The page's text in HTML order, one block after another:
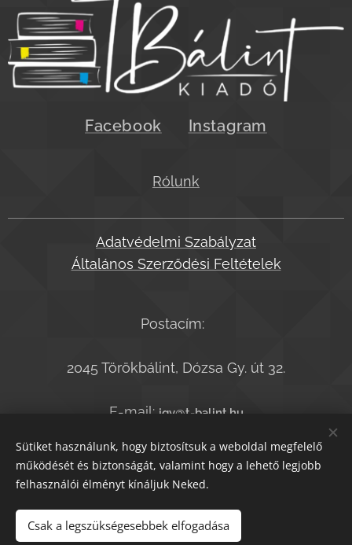
Facebook Instagram
Rólunk
Adatvédelmi Szabályzat
Általános Szerződési Feltételek
Postacím:
2045 Törökbálint, Dózsa Gy. út 32.
E-mail: jgy@t-balint.hu
Telefonszám:+36-20-9364050
Sütik
Sütiket használunk, hogy biztosítsuk a weboldal megfelelő
működését és biztonságát, valamint hogy a lehető legjobb
felhasználói élményt kínáljuk Neked.
Csak a legszükségesebbek elfogadása